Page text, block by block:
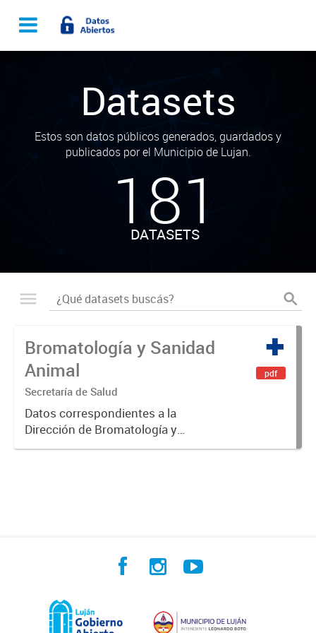
Datasets
Estos son datos públicos generados, guardados y
publicados por el Municipio de Lujan.
181
DATASETS
Bromatología y Sanidad
Animal
Secretaría de Salud
Datos correspondientes a la
Dirección de Bromatología y
Sanidad Animal.
pdf